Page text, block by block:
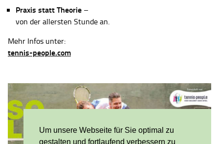
Um unsere Webseite für Sie optimal zu
gestalten und fortlaufend verbessern zu
Praxis statt Theorie –
von der allersten Stunde an.
Mehr Infos unter:
tennis-people.com